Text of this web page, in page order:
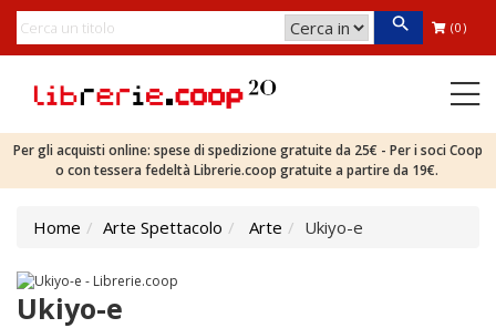
(0)
Per gli acquisti online: spese di spedizione gratuite da 25€ - Per i soci Coop
o con tessera fedeltà Librerie.coop gratuite a partire da 19€.
Home Arte Spettacolo Arte Ukiyo-e
Ukiyo-e